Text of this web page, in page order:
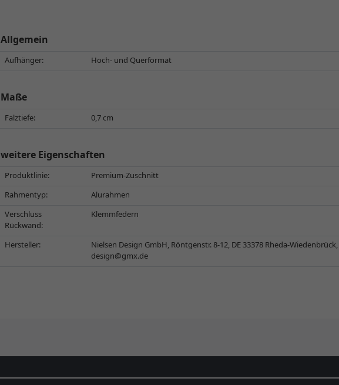
Allgemein
Aufhänger: Hoch- und Querformat
Maße
Falztiefe: 0,7 cm
weitere Eigenschaften
Produktlinie:
Premium-Zuschnitt
Rahmentyp:
Alurahmen
Verschluss
Rückwand:
Klemmfedern
Hersteller: Nielsen Design GmbH, Röntgenstr. 8-12, DE 33378 Rheda-Wiedenbrück,
design@gmx.de